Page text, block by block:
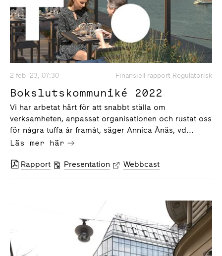
2 feb -23, 07:30 Finansiell rapport Regulatorisk
Bokslutskommuniké 2022
Vi har arbetat hårt för att snabbt ställa om
verksamheten, anpassat organisationen och rustat oss
för några tuffa år framåt, säger Annica Ånäs, vd...
Läs mer här
Rapport Presentation Webbcast